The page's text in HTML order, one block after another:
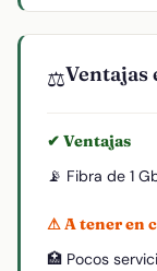
⚖️Ventajas
✔ Ventajas
📡 Fibra de 1
⚠ A tener en
🏥 Pocos